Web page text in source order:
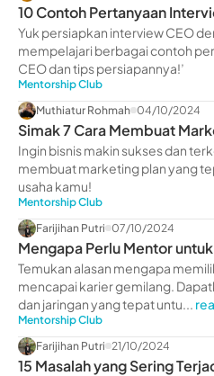
10 Contoh Pertanyaan
Suksesnya!
Yuk persiapkan interview CEO
mempelajari berbagai contoh
CEO dan tips persiapannya!’
Mentorship Club
Muthiatur Rohmah 04/10/2024
Simak 7 Cara Membuat
Makin Sukses!
Ingin bisnis makin sukses dan
membuat marketing plan yang
usaha kamu!
Mentorship Club
Farijihan Putri 07/10/2024
Mengapa Perlu Mentor
Alasannya!
Temukan alasan mengapa
mencapai karier gemilang.
dan jaringan yang tepat untu...
Mentorship Club
Farijihan Putri 21/10/2024
15 Masalah yang Sering